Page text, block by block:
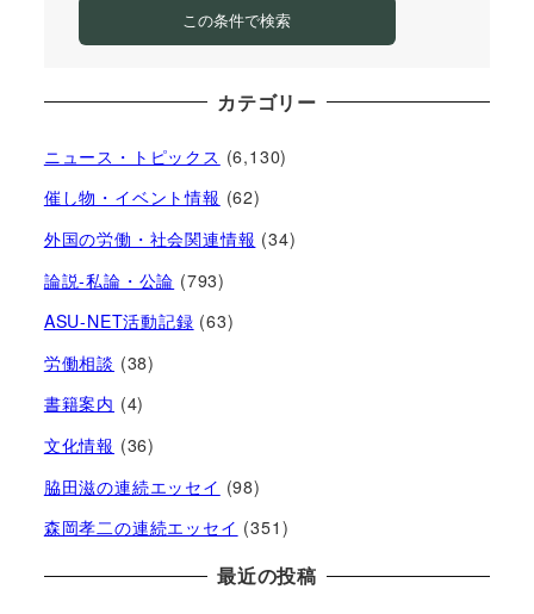
この条件で検索
カテゴリー
ニュース・トピックス (6,130)
催し物・イベント情報 (62)
外国の労働・社会関連情報 (34)
論説-私論・公論 (793)
ASU-NET活動記録 (63)
労働相談 (38)
書籍案内 (4)
文化情報 (36)
脇田滋の連続エッセイ (98)
森岡孝二の連続エッセイ (351)
最近の投稿